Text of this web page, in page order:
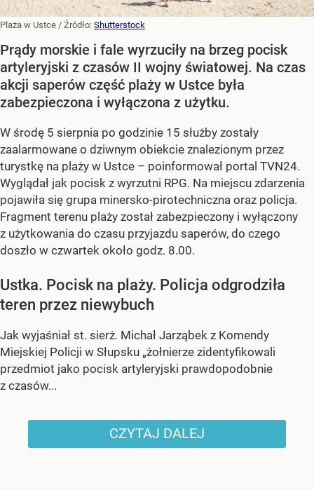
Plaża w Ustce / Źródło: Shutterstock
Prądy morskie i fale wyrzuciły na brzeg pocisk
artyleryjski z czasów II wojny światowej. Na czas
akcji saperów część plaży w Ustce była
zabezpieczona i wyłączona z użytku.
W środę 5 sierpnia po godzinie 15 służby zostały
zaalarmowane o dziwnym obiekcie znalezionym przez
turystkę na plaży w Ustce – poinformował portal TVN24.
Wyglądał jak pocisk z wyrzutni RPG. Na miejscu zdarzenia
pojawiła się grupa minersko-pirotechniczna oraz policja.
Fragment terenu plaży został zabezpieczony i wyłączony
z użytkowania do czasu przyjazdu saperów, do czego
doszło w czwartek około godz. 8.00.
Ustka. Pocisk na plaży. Policja odgrodziła
teren przez niewybuch
Jak wyjaśniał st. sierż. Michał Jarząbek z Komendy
Miejskiej Policji w Słupsku „żołnierze zidentyfikowali
przedmiot jako pocisk artyleryjski prawdopodobnie
z czasów...
CZYTAJ DALEJ